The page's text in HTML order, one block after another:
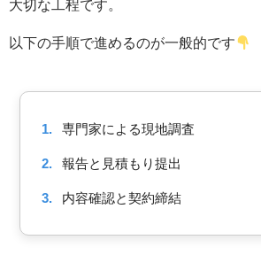
大切な工程です。
以下の手順で進めるのが一般的です
1. 専門家による現地調査
2. 報告と見積もり提出
3. 内容確認と契約締結